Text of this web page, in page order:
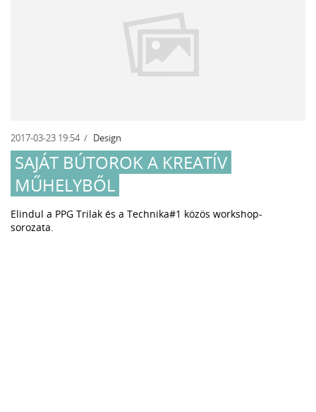
2017-03-23 19:54 Design
SAJÁT BÚTOROK A KREATÍV
MŰHELYBŐL
Elindul a PPG Trilak és a Technika#1 közös workshop-
sorozata.